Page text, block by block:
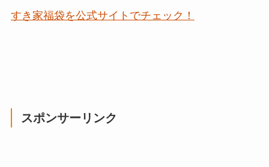
すき家福袋を公式サイトでチェック！
スポンサーリンク